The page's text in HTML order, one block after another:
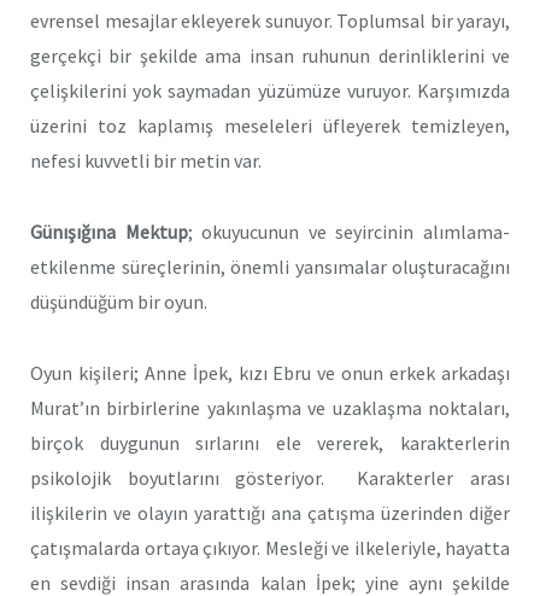
evrensel mesajlar ekleyerek sunuyor. Toplumsal bir yarayı,
gerçekçi bir şekilde ama insan ruhunun derinliklerini ve
çelişkilerini yok saymadan yüzümüze vuruyor. Karşımızda
üzerini toz kaplamış meseleleri üfleyerek temizleyen,
nefesi kuvvetli bir metin var.
Günışığına Mektup; okuyucunun ve seyircinin alımlama-
etkilenme süreçlerinin, önemli yansımalar oluşturacağını
düşündüğüm bir oyun.
Oyun kişileri; Anne İpek, kızı Ebru ve onun erkek arkadaşı
Murat’ın birbirlerine yakınlaşma ve uzaklaşma noktaları,
birçok duygunun sırlarını ele vererek, karakterlerin
psikolojik boyutlarını gösteriyor. Karakterler arası
ilişkilerin ve olayın yarattığı ana çatışma üzerinden diğer
çatışmalarda ortaya çıkıyor. Mesleği ve ilkeleriyle, hayatta
en sevdiği insan arasında kalan İpek; yine aynı şekilde